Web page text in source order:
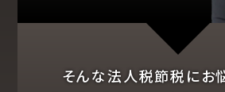
そんな法人税節税にお